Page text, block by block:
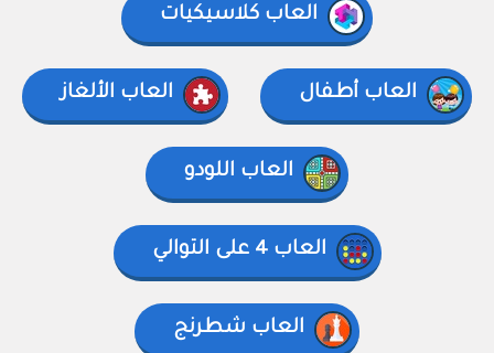
العاب كلاسيكيات
العاب أطفال العاب الألغاز
العاب اللودو
العاب 4 على التوالي
العاب شطرنج